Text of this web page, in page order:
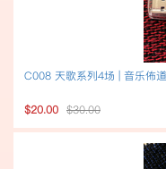
C008 天歌系列4场 | 音乐佈
$20.00 $30.00